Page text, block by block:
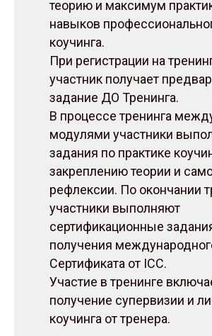
теорию и максимум
навыков
коучинга.
При регистрации на
участник получает
задание ДО Тренинга.
В процессе тренинга
модулями участники
задания по практике
закреплению теории и
рефлексии. По окончании
участники выполняют
сертификационные
получения
Сертификата от ICC.
Участие в тренинге
получение супервизии и
коучинга от тренера.